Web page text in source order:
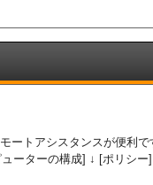
ートアシスタンスが便利
ーターの構成] ↓ [ポリシー